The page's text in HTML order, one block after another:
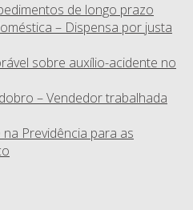
de longo prazo
– Dispensa por justa
sobre auxílio-acidente no
– Vendedor trabalhada
Previdência para as